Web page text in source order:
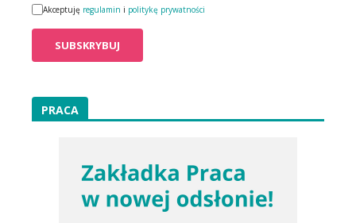
Akceptuję regulamin i politykę prywatności
PRACA